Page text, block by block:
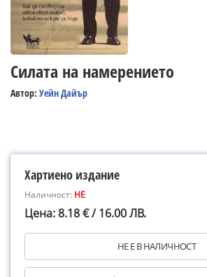
Силата на намерението
Автор: Уейн Дайър
Хартиено издание
Наличност: НЕ
Цена: 8.18 € / 16.00 ЛВ.
НЕ Е В НАЛИЧНОСТ